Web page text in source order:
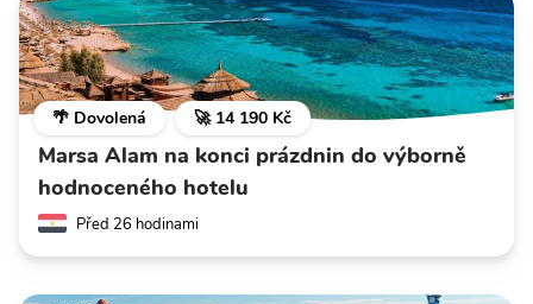
🌴 Dovolená 🚀 14 190 Kč
Marsa Alam na konci prázdnin do výborně
hodnoceného hotelu
Před 26 hodinami